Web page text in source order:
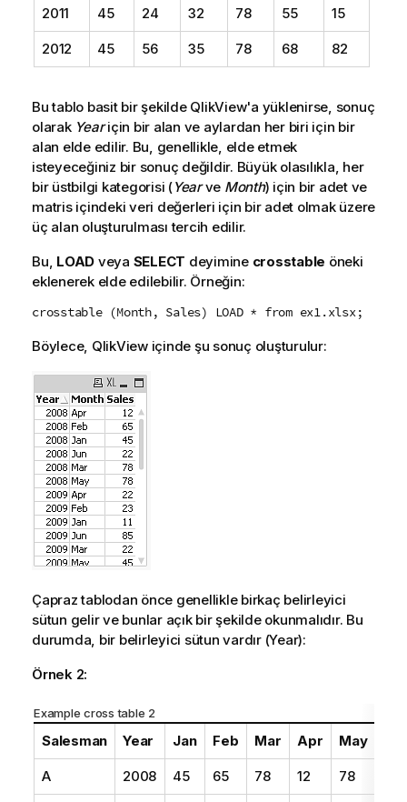
2011 45 24 32 78 55 15
2012 45 56 35 78 68 82
Bu tablo basit bir şekilde QlikView'a yüklenirse, sonuç
olarak Yeariçin bir alan ve aylardan her biri için bir
alan elde edilir. Bu, genellikle, elde etmek
isteyeceğiniz bir sonuç değildir. Büyük olasılıkla, her
bir üstbilgi kategorisi (Yearve Month) için bir adet ve
matris içindeki veri değerleri için bir adet olmak üzere
üç alan oluşturulması tercih edilir.
Bu, LOAD veya SELECT deyimine crosstable öneki
eklenerek elde edilebilir. Örneğin:
crosstable (Month, Sales) LOAD * from ex1.xlsx;
Böylece, QlikViewiçinde şu sonuç oluşturulur:
Çapraz tablodan önce genellikle birkaç belirleyici
sütun gelir ve bunlar açık bir şekilde okunmalıdır. Bu
durumda, bir belirleyici sütun vardır (Year):
Örnek 2:
Example cross table 2
Salesman Year Jan Feb Mar Apr May
A 2008 45 65 78 12 78